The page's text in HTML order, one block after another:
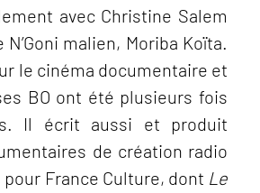
avec Christine Salem
malien, Moriba Koïta.
le cinéma documentaire et
BO ont été plusieurs fois
Il écrit aussi et produit
de création radio
France Culture, dont Le